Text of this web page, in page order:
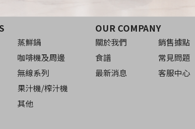
蒸鮮鍋
咖啡機及周邊
無線系列
果汁機/榨汁機
其他
OUR COMPANY
關於我們
銷售據點
食譜
常見問題
最新消息
客服中心